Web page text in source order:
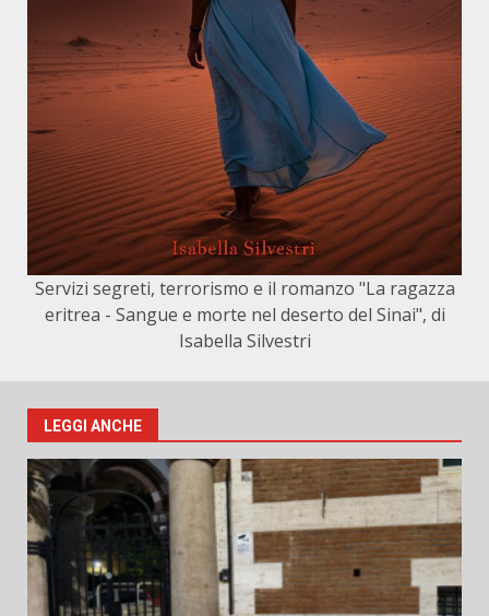
Servizi segreti, terrorismo e il romanzo "La ragazza
eritrea - Sangue e morte nel deserto del Sinai", di
Isabella Silvestri
LEGGI ANCHE